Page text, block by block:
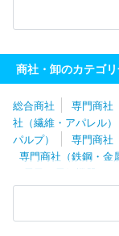
ィック
リリン株式会社
株
ェル
株式会社アド
屋株式会社
株式会
ビオ株式会社
丸眞
Ｃ
前多株式会社
社
クロスプラス株
株
商社・卸のカテゴ
総合商社 専門商社
社（繊維・アパレル）
パルプ）
専門商社
専門商社（鉄鋼・金
（電子・電気機器・
器）
専門商社（医
専門商社（